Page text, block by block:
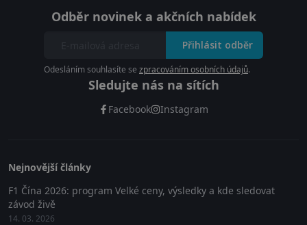
Odběr novinek a akčních nabídek
Přihlásit odběr
Odesláním souhlasíte se zpracováním osobních údajů.
Sledujte nás na sítích
Facebook Instagram
Nejnovější články
F1 Čína 2026: program Velké ceny, výsledky a kde sledovat
závod živě
14. 03. 2026